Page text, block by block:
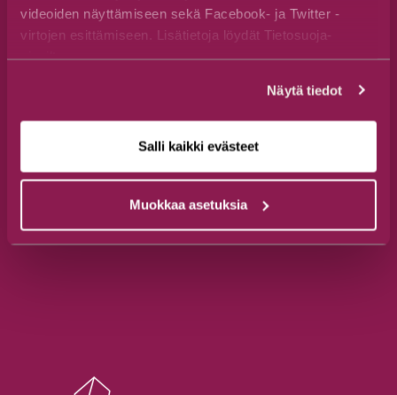
videoiden näyttämiseen sekä Facebook- ja Twitter -
virtojen esittämiseen. Lisätietoja löydät Tietosuoja-
sivuiltamme.
Näytä tiedot
Salli kaikki evästeet
Muokkaa asetuksia
From 15th June till 9th of August: